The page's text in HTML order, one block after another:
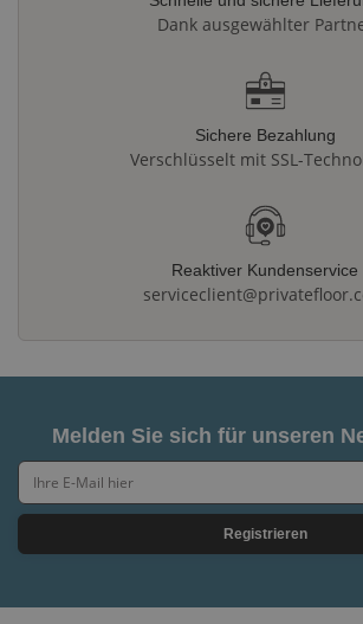
Dank ausgewählter
Sichere Bezahlung
Verschlüsselt mit SSL-
Reaktiver Kundenservice
Melden Sie sich für unseren
Registrieren